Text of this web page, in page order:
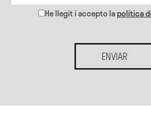
He llegit i accepto lapolítica
ENVIAR